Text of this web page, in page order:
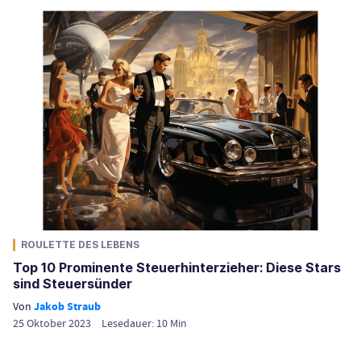
ROULETTE DES LEBENS
Top 10 Prominente Steuerhinterzieher: Diese Stars
sind Steuersünder
Von Jakob Straub
25 Oktober 2023 Lesedauer: 10 Min